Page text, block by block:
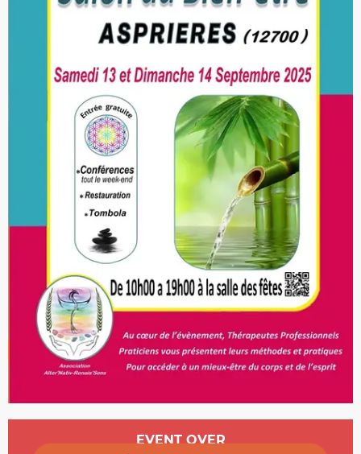
Opening hours & contact details
EVENT OVER